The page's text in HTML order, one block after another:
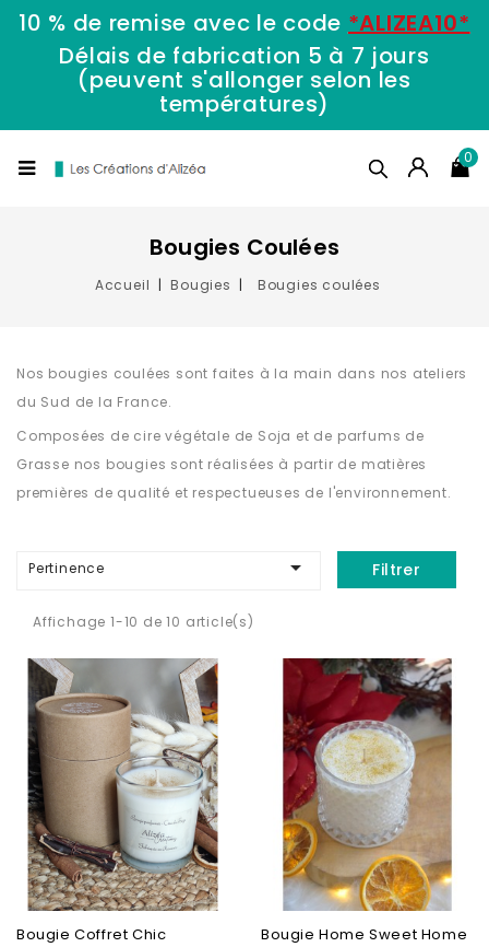
10 % de remise avec le code *ALIZEA10*
Délais de fabrication 5 à 7 jours
(peuvent s'allonger selon les
températures)
0
Bougies Coulées
Accueil Bougies Bougies coulées
Nos bougies coulées sont faites à la main dans nos ateliers
du Sud de la France.
Composées de cire végétale de Soja et de parfums de
Grasse nos bougies sont réalisées à partir de matières
premières de qualité et respectueuses de l'environnement.
Pertinence  Filtrer
Affichage 1-10 de 10 article(s)
Bougie Coffret Chic Bougie Home Sweet Home